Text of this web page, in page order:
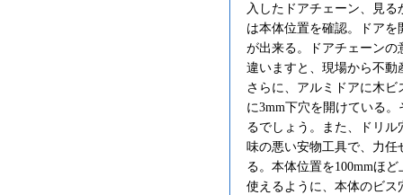
入したドアチェーン、見
は本体位置を確認。ドア
が出来る。ドアチェーン
違いますと、現場から不動
さらに、アルミドアに木ビ
に3mm下穴を開けている
るでしょう。また、ドリ
味の悪い安物工具で、力
る。本体位置を100mmほ
使えるように、本体のビ